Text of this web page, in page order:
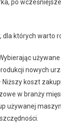
po
dla których warto
nowych
Niższy koszt
w branży
używanej